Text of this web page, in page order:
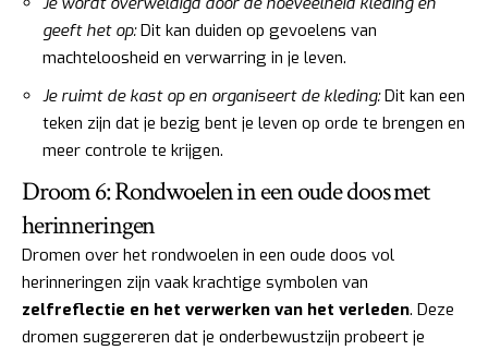
geeft het op:Dit kan duiden op gevoelens van
machteloosheid en verwarring in je leven.
Je ruimt de kast op en organiseert de kleding:Dit kan een
teken zijn dat je bezig bent je leven op orde te brengen en
meer controle te krijgen.
Droom 6: Rondwoelen in een oude doos met
herinneringen
Dromen over het rondwoelen in een oude doos vol
herinneringen zijn vaak krachtige symbolen van
zelfreflectie en het verwerken van het verleden. Deze
dromen suggereren dat je onderbewustzijn probeert je